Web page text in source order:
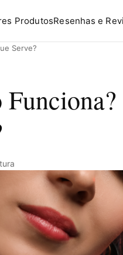
ProdutosResenhas e
Serve?